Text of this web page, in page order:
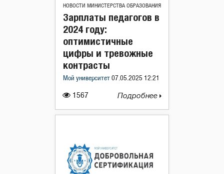
НОВОСТИ МИНИСТЕРСТВА ОБРАЗОВАНИЯ
1567
Зарплаты педагогов в
2024 году:
оптимистичные
цифры и тревожные
контрасты
Мой университет 07.05.2025 12:21
Подробнее